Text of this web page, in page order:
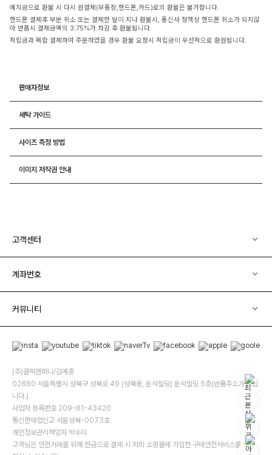
예치금으로 환불 시 다시 원결제(무통장,핸드폰,카드)로의 환불은 불가합니다.
핸드폰 결제후 부분 취소 또는 결제한 달이 지나 환불시, 통신사 정책상 핸드폰 취소가 되지않
아 반품시 결제금액의 3.75%가 차감 후 환불됩니다.
적립금과 복합 결제하여 주문하였을 경우 환불 요청시 적립금이 우선적으로 환원됩니다.
판매자정보
세탁 가이드
사이즈 측정 방법
이미지 저작권 안내
고객센터
계좌번호
커뮤니티
(주)클릭앤퍼니/김예중
02880 서울특별시 성북구 성북로 49 (성북동, 운석빌딩) 운석빌딩 5층(반품주소가 아닙
니다.)
사업자 등록번호 209-81-43420
통신판매업신고 서울성북-0073호
개인정보관리책임자 박수미
고객님은 안전거래를 위해 현금으로 결제 시 저희 소핑몰에 가입한 구매안전서비스를 이용